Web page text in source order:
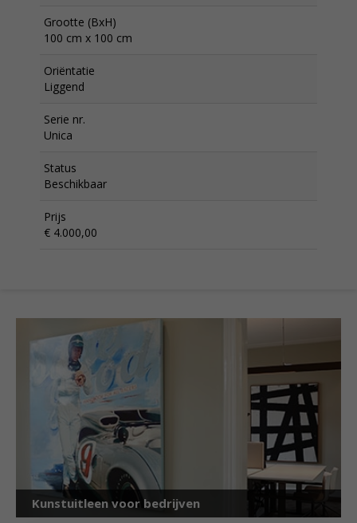
Grootte (BxH)
100 cm x 100 cm
Oriëntatie
Liggend
Serie nr.
Unica
Status
Beschikbaar
Prijs
€ 4.000,00
Kunstuitleen voor bedrijven